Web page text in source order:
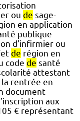
ou de sage-
en application
publique
d'infirmier ou
de région en
code de santé
attestant
la rentrée en
document
aux
€ représentant